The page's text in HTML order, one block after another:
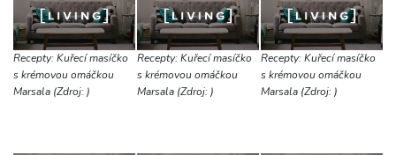
Recepty: Kuřecí masíčko
s krémovou omáčkou
Marsala (Zdroj: )
Recepty: Kuřecí masíčko
s krémovou omáčkou
Marsala (Zdroj: )
Recepty: Kuřecí masíčko
s krémovou omáčkou
Marsala (Zdroj: )